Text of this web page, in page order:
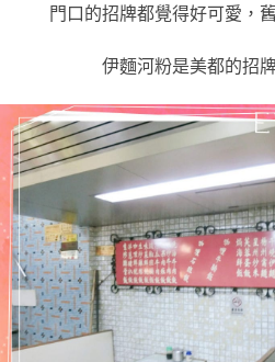
門口的招牌都覺得好可愛，
伊麵河粉是美都的招